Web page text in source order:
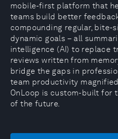
mobile-first platform that
teams build better
compounding regular, bite-
dynamic goals – all
intelligence (AI) to replace
reviews written from
bridge the gaps in
team productivity
OnLoop is custom-built for
of the future.